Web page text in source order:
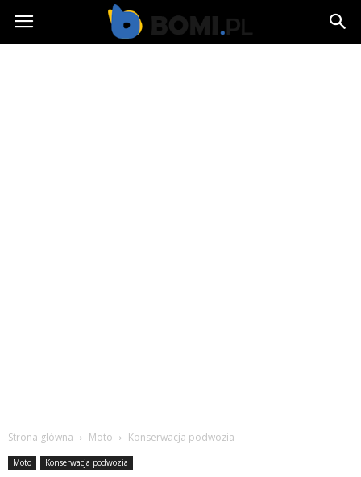
Bomi.pl
Strona główna Moto Konserwacja podwozia
Moto Konserwacja podwozia